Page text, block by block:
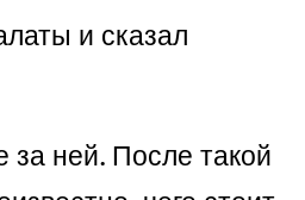
и сказал
ней. После такой